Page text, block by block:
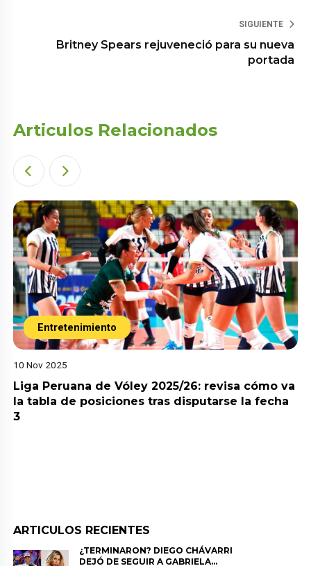
SIGUIENTE
Britney Spears rejuveneció para su nueva
portada
Articulos Relacionados
Entretenimiento
10 Nov 2025
Liga Peruana de Vóley 2025/26: revisa cómo va
la tabla de posiciones tras disputarse la fecha
3
ARTICULOS RECIENTES
¿TERMINARON? DIEGO CHÁVARRI
DEJÓ DE SEGUIR A GABRIELA